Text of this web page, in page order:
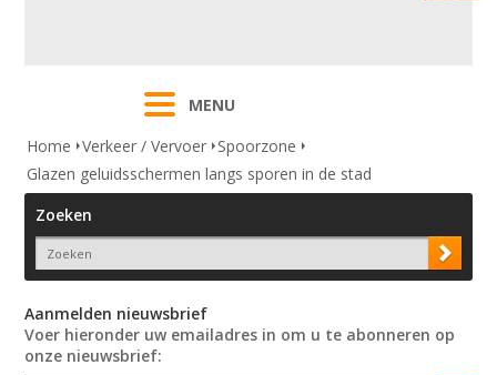
MENU
Home Verkeer / Vervoer Spoorzone
Glazen geluidsschermen langs sporen in de stad
Zoeken
Aanmelden nieuwsbrief
Voer hieronder uw emailadres in om u te abonneren op
onze nieuwsbrief: